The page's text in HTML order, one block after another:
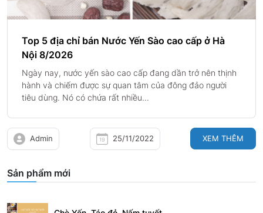
Top 5 địa chỉ bán Nước Yến Sào cao cấp ở Hà
Nội 8/2026
Ngày nay, nước yến sào cao cấp đang dần trở nên thịnh
hành và chiếm được sự quan tâm của đông đảo người
tiêu dùng. Nó có chứa rất nhiều...
Admin 25/11/2022 XEM THÊM
Sản phẩm mới